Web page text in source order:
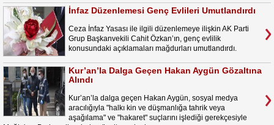
İnfaz Düzenlemesi Genç Evlileri Umutlandırdı
Ceza İnfaz Yasası ile ilgili düzenlemeye ilişkin AK Parti
Grup Başkanvekili Cahit Özkan’ın, genç evlilik
konusundaki açıklamaları mağdurları umutlandırdı.
Kur’an’la Dalga Geçen Hakan Aygün Gözaltına
Alındı
Kur’an’la dalga geçen Hakan Aygün, sosyal medya
aracılığıyla "halkı kin ve düşmanlığa tahrik veya
aşağılama" ve "hakaret" suçlarını işlediği gerekçesiyle